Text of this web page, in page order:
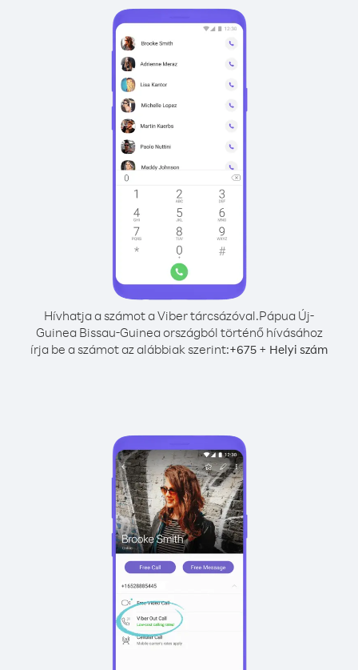
Hívhatja a számot a Viber tárcsázóval.Pápua Új-
Guinea Bissau-Guinea országból történő hívásához
írja be a számot az alábbiak szerint:+675 + Helyi szám